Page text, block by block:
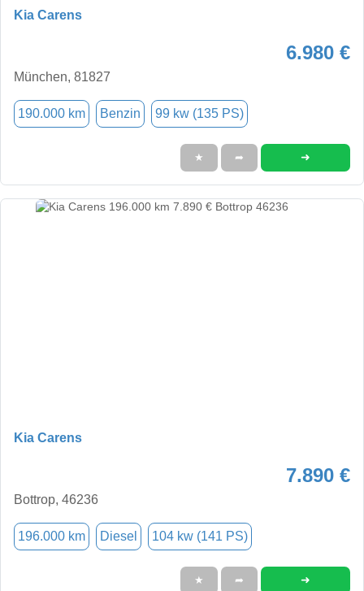
Kia Carens
6.980 €
München, 81827
190.000 km Benzin 99 kw (135 PS)
★ ➦ ➜
Kia Carens
7.890 €
Bottrop, 46236
196.000 km Diesel 104 kw (141 PS)
★ ➦ ➜